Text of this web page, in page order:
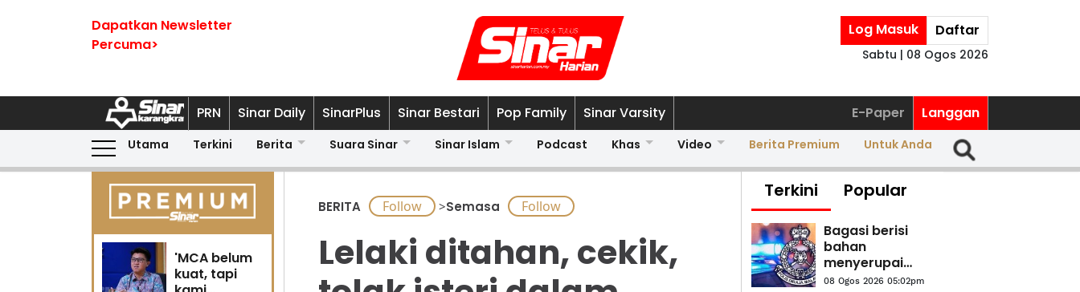
Dapatkan Newsletter
Percuma>
Log Masuk Daftar
Sabtu | 08 Ogos 2026
PRN Sinar Daily SinarPlus Sinar Bestari Pop Family Sinar Varsity E-Paper Langgan
Utama Terkini Berita Suara Sinar Sinar Islam Podcast Khas Video Berita Premium Untuk Anda
'MCA belum
kuat, tapi
BERITA >Semasa
Lelaki ditahan, cekik,
Terkini Popular
Bagasi berisi
bahan
menyerupai
dadah, bahan
08 Ogos 2026 05:02pm